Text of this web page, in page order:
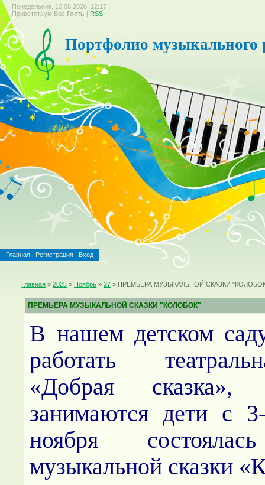
Понедельник, 10.08.2026, 12:17
Приветствую Вас Гость | RSS
Портфолио музыкального
Главная | Регистрация | Вход
Главная »2025 » Ноябрь » 27 » ПРЕМЬЕРА МУЗЫКАЛЬНОЙ СКАЗКИ
ПРЕМЬЕРА МУЗЫКАЛЬНОЙ СКАЗКИ "КОЛОБОК"
В нашем детском
работать
«Добрая
занимаются дети с
ноября
музыкальной сказки